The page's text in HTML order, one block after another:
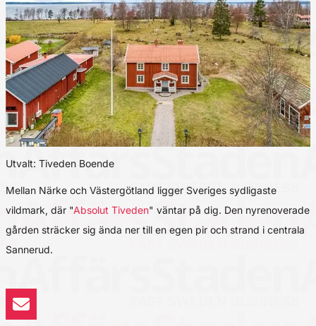
Utvalt: Tiveden Boende
Mellan Närke och Västergötland ligger Sveriges sydligaste
vildmark, där "Absolut Tiveden" väntar på dig. Den nyrenoverade
gården sträcker sig ända ner till en egen pir och strand i centrala
Sannerud.